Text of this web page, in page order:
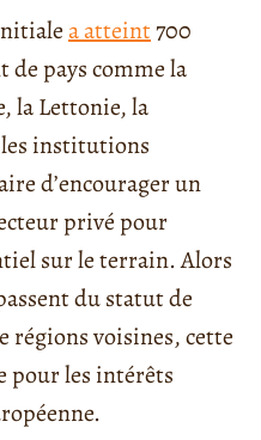
a atteint700
de pays comme la
la Lettonie, la
les institutions
d’encourager un
privé pour
sur le terrain. Alors
du statut de
régions voisines, cette
pour les intérêts